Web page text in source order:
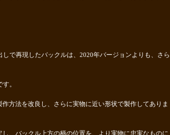
しで再現したバックルは、2020年バージョンよりも、さら
。
方法を改良し、さらに実物に近い形状で製作してありま
、バックル上方の柄の位置を、より実物に忠実なものに